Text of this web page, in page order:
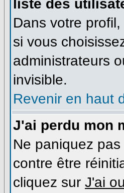
liste des
Dans votre
si vous
administrateurs
invisible.
Revenir en haut
J'ai perdu mon
Ne paniquez
contre être
cliquez sur J'ai